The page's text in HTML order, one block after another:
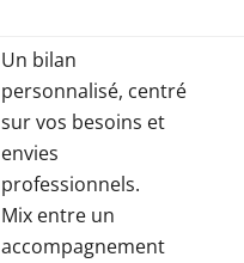
Un bilan
personnalisé, centré
sur vos besoins et
envies
professionnels.
Mix entre un
accompagnement